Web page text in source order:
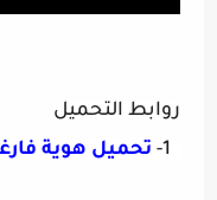
روابط التحميل
1- تحميل هوية